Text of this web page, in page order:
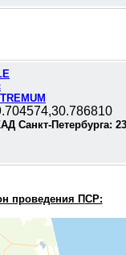
Санкт-Петербурга: 23
проведения ПСР: